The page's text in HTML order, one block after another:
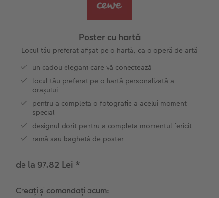
Exemplele clienților
CEWE FOTOCARTE Kids
CEWE FOTOCARTE Art Collection
Nature Prints
Poster Premium
Art Prints
Fotografii standard
Cutii cu fotografii
Set fotografii
Fotosticker
Instant Foto
Fotografie Aludibond
Fotografie pe Forex
Panou de întâmpinare nuntă
Baghete pentru poster
Hexxas
Fotografie pe lemn
Decorațiuni de perete din mai multe părți
Colaje foto
Rechizite școlare și de birou
Cutii de cadou
Textile
Art Prints
Calendare foto
CEWE FOTOCARTE Kids
Povești CEWE
Idei de cadouri pentru cei dragi
Interviuri
Călătorie
Nuntă
Absolvire
Poster cu hartă
Locul tău preferat afișat pe o hartă, ca o operă de artă
un cadou elegant care vă conectează
locul tău preferat pe o hartă personalizată a
orașului
pentru a completa o fotografie a acelui moment
special
designul dorit pentru a completa momentul fericit
ramă sau baghetă de poster
de la 97.82 Lei *
Creați și comandați acum: